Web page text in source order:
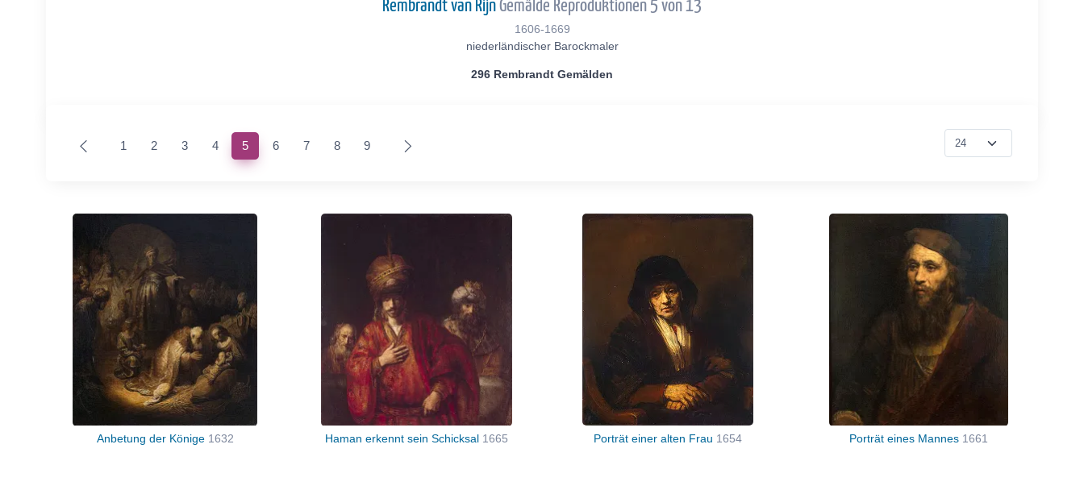
Rembrandt van RijnGemälde Reproduktionen 5 von 13
1606-1669
niederländischer Barockmaler
296 Rembrandt Gemälden
1 2 3 4 5(current)
6 7 8 9
Anbetung der Könige 1632 Haman erkennt sein Schicksal 1665 Porträt einer alten Frau 1654 Porträt eines Mannes 1661